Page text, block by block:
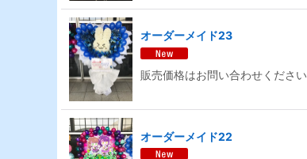
オーダーメイド23
販売価格はお問い合わせください
オーダーメイド22